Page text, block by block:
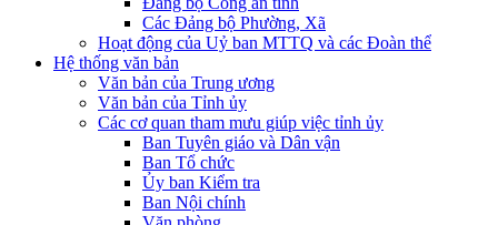
Các Đảng bộ Phường, Xã
Hoạt động của Uỷ ban MTTQ và các Đoàn thể
Hệ thống văn bản
Văn bản của Trung ương
Văn bản của Tỉnh ủy
Các cơ quan tham mưu giúp việc tỉnh ủy
Ban Tuyên giáo và Dân vận
Ban Tổ chức
Ủy ban Kiểm tra
Ban Nội chính